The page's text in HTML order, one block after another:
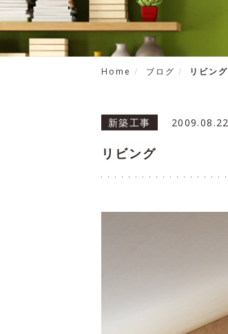
Home ブログ リビング
新築工事 2009.08.22
リビング